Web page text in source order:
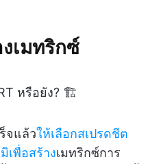
เมทริกซ์
หรือยัง? 🏗️
จแล้วให้เลือกสเปรดชีต
เพื่อสร้างเมทริกซ์การ